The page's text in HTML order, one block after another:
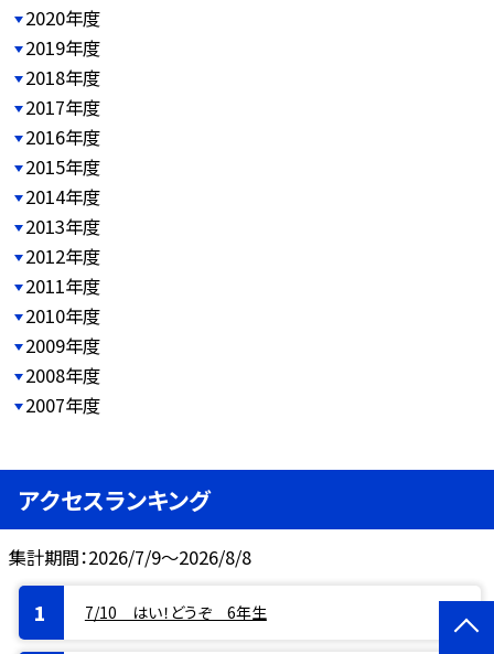
2020年度
2019年度
2018年度
2017年度
2016年度
2015年度
2014年度
2013年度
2012年度
2011年度
2010年度
2009年度
2008年度
2007年度
アクセスランキング
集計期間：2026/7/9～2026/8/8
7/10 はい！どうぞ 6年生